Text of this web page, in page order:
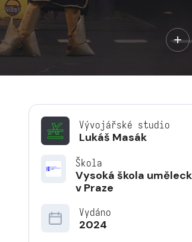
Vývojářské studio
Lukáš Masák
Škola
Vysoká škola
v Praze
Vydáno
2024